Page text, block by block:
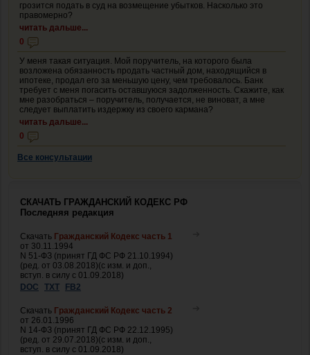
грозится подать в суд на возмещение убытков. Насколько это
правомерно?
читать дальше...
0
У меня такая ситуация. Мой поручитель, на которого была
возложена обязанность продать частный дом, находящийся в
ипотеке, продал его за меньшую цену, чем требовалось. Банк
требует с меня погасить оставшуюся задолженность. Скажите, как
мне разобраться – поручитель, получается, не виноват, а мне
следует выплатить издержку из своего кармана?
читать дальше...
0
Все консультации
СКАЧАТЬ ГРАЖДАНСКИЙ КОДЕКС РФ
Последняя редакция
Скачать Гражданский Кодекс часть 1
от 30.11.1994
N 51-ФЗ (принят ГД ФС РФ 21.10.1994)
(ред. от 03.08.2018)(с изм. и доп.,
вступ. в силу с 01.09.2018)
DOC
TXT FB2
Скачать Гражданский Кодекс часть 2
от 26.01.1996
N 14-ФЗ (принят ГД ФС РФ 22.12.1995)
(ред. от 29.07.2018)(с изм. и доп.,
вступ. в силу с 01.09.2018)